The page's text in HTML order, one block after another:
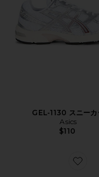
GEL-1130 スニーカ
Asics
$110